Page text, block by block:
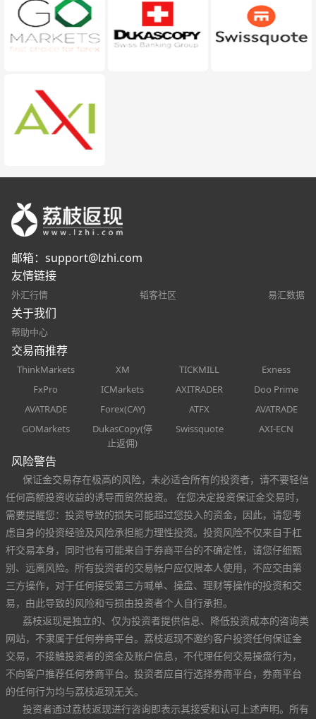
邮箱： support@lzhi.com
友情链接
外汇行情 韬客社区 易汇数据
关于我们
帮助中心
交易商推荐
ThinkMarkets XM TICKMILL
Exness
FxPro
ICMarkets AXITRADER
Doo Prime
AVATRADE
Forex(CAY) ATFX
AVATRADE
GOMarkets
DukasCopy(停
止返佣)
Swissquote AXI-ECN
风险警告
保证金交易存在极高的风险，未必适合所有的投资者，请不要轻信
任何高额投资收益的诱导而贸然投资。 在您决定投资保证金交易时，
需要提醒您：投资导致的损失可能超过您投入的资金，因此，请您考
虑自身的投资经验及风险承担能力理性投资。投资风险不仅来自于杠
杆交易本身，同时也有可能来自于券商平台的不确定性，请您仔细甄
别、远离风险。所有投资者的交易帐户应仅限本人使用，不应交由第
三方操作，对于任何接受第三方喊单、操盘、理财等操作的投资和交
易，由此导致的风险和亏损由投资者个人自行承担。
荔枝返现是独立的、仅为投资者提供信息、降低投资成本的咨询类
网站，不隶属于任何券商平台。荔枝返现不邀约客户投资任何保证金
交易，不接触投资者的资金及账户信息，不代理任何交易操盘行为，
不向客户推荐任何券商平台。投资者应自行选择券商平台，券商平台
的任何行为均与荔枝返现无关。
投资者通过荔枝返现进行咨询即表示其接受和认可上述声明。所有